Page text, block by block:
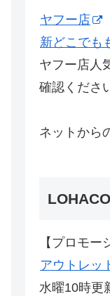
ヤフー店
新どこでも
ヤフー店人
確認くださ
ネットから
【プロモー
アウトレッ
水曜10時更